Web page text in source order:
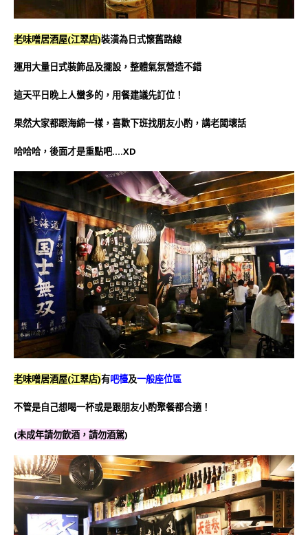
老味噌居酒屋(江翠店)裝潢為日式懷舊路線
運用大量日式裝飾品及擺設，整體氣氛營造不錯
這天平日晚上人蠻多的，用餐建議先訂位！
果然大家都跟海綿一樣，喜歡下班找朋友小酌，講老闆壞話
哈哈哈，後面才是重點吧….XD
老味噌居酒屋(江翠店)有吧檯及一般座位區
不管是自己想喝一杯或是跟朋友小酌聚餐都合適！
(未成年請勿飲酒，請勿酒駕)